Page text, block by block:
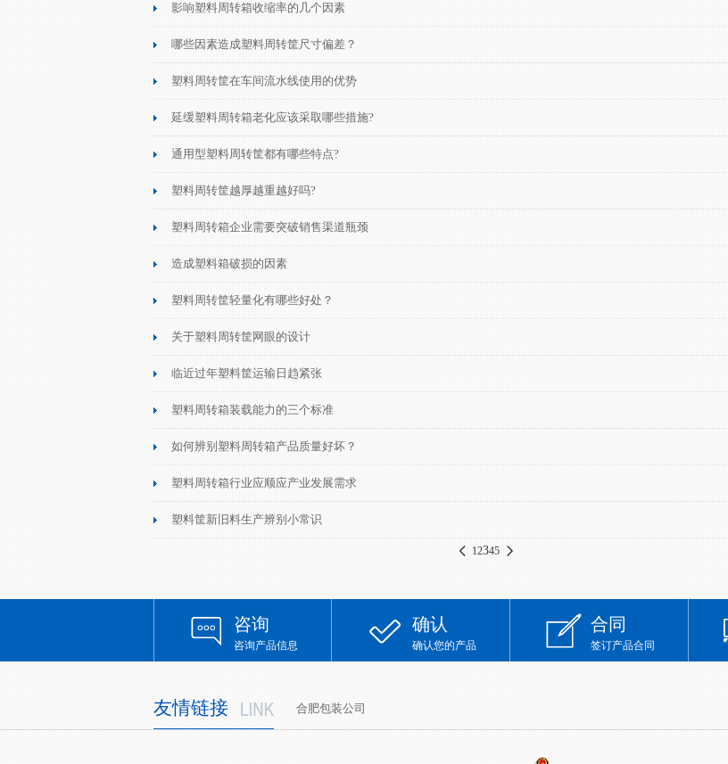
影响塑料周转箱收缩率的几个因素
哪些因素造成塑料周转筐尺寸偏差？
塑料周转筐在车间流水线使用的优势
延缓塑料周转箱老化应该采取哪些措施?
通用型塑料周转筐都有哪些特点?
塑料周转筐越厚越重越好吗?
塑料周转箱企业需要突破销售渠道瓶颈
造成塑料箱破损的因素
塑料周转筐轻量化有哪些好处？
关于塑料周转筐网眼的设计
临近过年塑料筐运输日趋紧张
塑料周转箱装载能力的三个标准
如何辨别塑料周转箱产品质量好坏？
塑料周转箱行业应顺应产业发展需求
塑料筐新旧料生产辨别小常识
12345
咨询
咨询产品信息
确认
确认您的产品
合同
签订产品合同
友情链接 合肥包装公司